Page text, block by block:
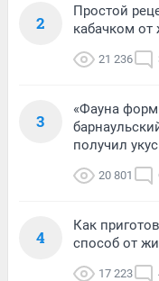
2
Простой
кабачком
21 236
3
«Фауна
получил
20 801
4
Как
способ от
17 223